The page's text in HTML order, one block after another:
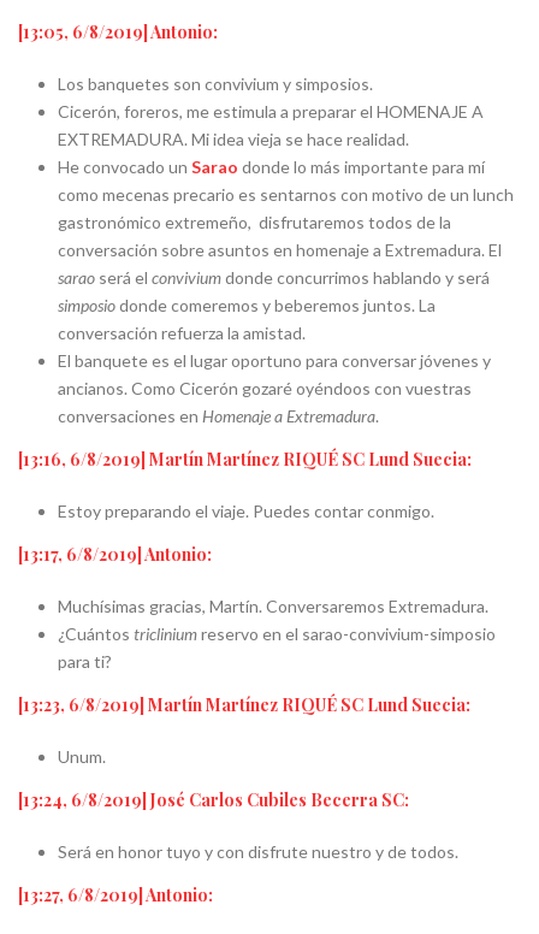
[13:05, 6/8/2019] Antonio:
Los banquetes son convivium y simposios.
Cicerón, foreros, me estimula a preparar el HOMENAJE A
EXTREMADURA. Mi idea vieja se hace realidad.
He convocado un Sarao donde lo más importante para mí
como mecenas precario es sentarnos con motivo de un lunch
gastronómico extremeño, disfrutaremos todos de la
conversación sobre asuntos en homenaje a Extremadura. El
saraoserá el conviviumdonde concurrimos hablando y será
simposiodonde comeremos y beberemos juntos. La
conversación refuerza la amistad.
El banquete es el lugar oportuno para conversar jóvenes y
ancianos. Como Cicerón gozaré oyéndoos con vuestras
conversaciones en Homenaje a Extremadura.
[13:16, 6/8/2019] Martín Martínez RIQUÉ SC Lund Suecia:
Estoy preparando el viaje. Puedes contar conmigo.
[13:17, 6/8/2019] Antonio:
Muchísimas gracias, Martín. Conversaremos Extremadura.
¿Cuántos tricliniumreservo en el sarao-convivium-simposio
para ti?
[13:23, 6/8/2019] Martín Martínez RIQUÉ SC Lund Suecia:
Unum.
[13:24, 6/8/2019] José Carlos Cubiles Becerra SC:
Será en honor tuyo y con disfrute nuestro y de todos.
[13:27, 6/8/2019] Antonio: